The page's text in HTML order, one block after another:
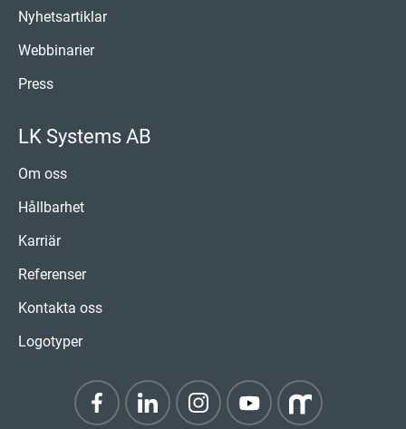
Nyhetsartiklar
Webbinarier
Press
LK Systems AB
Om oss
Hållbarhet
Karriär
Referenser
Kontakta oss
Logotyper